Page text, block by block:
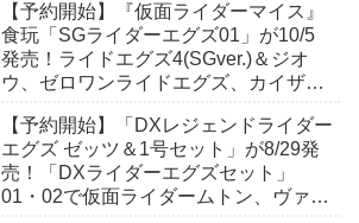
【予約開始】『仮面ライダーマイス』
食玩「SGライダーエグズ01」が10/5
発売！ライドエグズ4(SGver.)＆ジオ
ウ、ゼロワンライドエグズ、カイザ、
【予約開始】「DXレジェンドライダー
エグズ ゼッツ＆1号セット」が8/29発
売！「DXライダーエグズセット」
01・02で仮面ライダームトン、ヴァン